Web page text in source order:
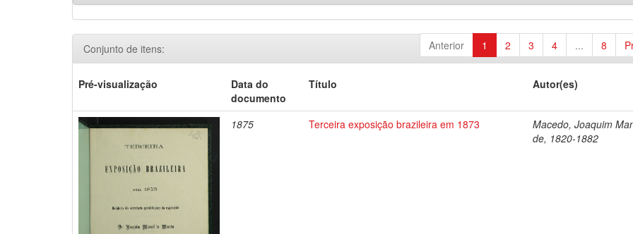
Anterior 1 2 3 4 ... 8
Conjunto de itens:
Pré-visualização
Data do
documento
Título Autor(es)
1875 Terceira exposição brazileira em 1873
Macedo, Joaquim
de, 1820-1882